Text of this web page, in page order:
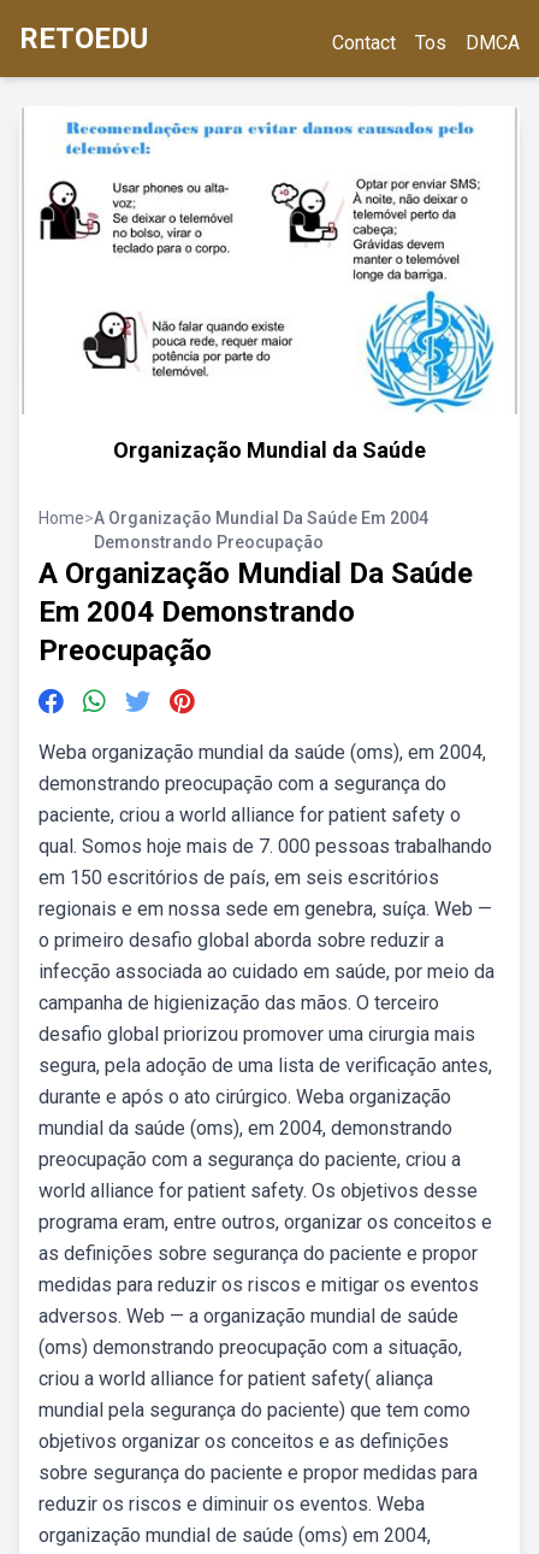
RETOEDU Contact Tos DMCA
Organização Mundial da Saúde
Home>A Organização Mundial Da Saúde Em 2004
Demonstrando Preocupação
A Organização Mundial Da Saúde
Em 2004 Demonstrando
Preocupação
Weba organização mundial da saúde (oms), em 2004,
demonstrando preocupação com a segurança do
paciente, criou a world alliance for patient safety o
qual. Somos hoje mais de 7. 000 pessoas trabalhando
em 150 escritórios de país, em seis escritórios
regionais e em nossa sede em genebra, suíça. Web —
o primeiro desafio global aborda sobre reduzir a
infecção associada ao cuidado em saúde, por meio da
campanha de higienização das mãos. O terceiro
desafio global priorizou promover uma cirurgia mais
segura, pela adoção de uma lista de verificação antes,
durante e após o ato cirúrgico. Weba organização
mundial da saúde (oms), em 2004, demonstrando
preocupação com a segurança do paciente, criou a
world alliance for patient safety. Os objetivos desse
programa eram, entre outros, organizar os conceitos e
as definições sobre segurança do paciente e propor
medidas para reduzir os riscos e mitigar os eventos
adversos. Web — a organização mundial de saúde
(oms) demonstrando preocupação com a situação,
criou a world alliance for patient safety( aliança
mundial pela segurança do paciente) que tem como
objetivos organizar os conceitos e as definições
sobre segurança do paciente e propor medidas para
reduzir os riscos e diminuir os eventos. Weba
organização mundial de saúde (oms) em 2004,